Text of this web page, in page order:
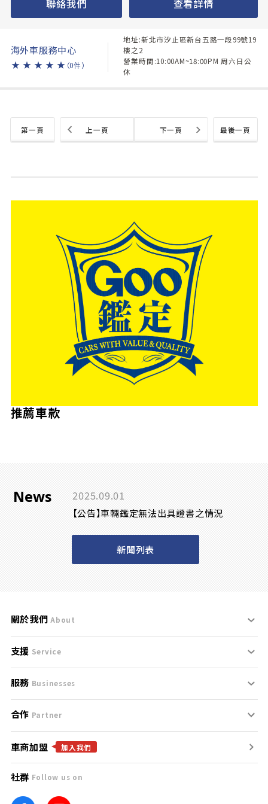
聯絡我們 查看詳情
海外車服務中心
★ ★ ★ ★ ★ （0件）
地址:新北市汐止區新台五路一段99號19
樓之2
營業時間:10:00AM~18:00PM 周六日公
休
第一頁 最後一頁
上一頁 下一頁
推薦車款
News 2025.09.01
【公告】車輛鑑定無法出具證書之情況
新聞列表
關於我們 About
刊登規範
服務條款
免責聲明
隱私權政策
團隊
支援 Service
支援中心
聯絡我們
服務 Businesses
什麼是Goo鑑定？
找好車
找好店
合作 Partner
合作夥伴
廣告合作
車商加盟 加入我們
社群 Follow us on